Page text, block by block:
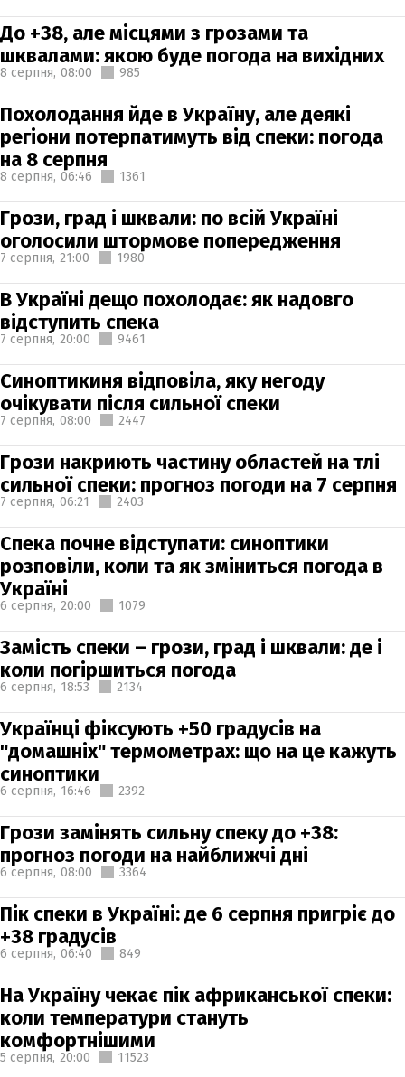
До +38, але місцями з грозами та
шквалами: якою буде погода на вихідних
8 серпня, 08:00 985
Похолодання йде в Україну, але деякі
регіони потерпатимуть від спеки: погода
на 8 серпня
8 серпня, 06:46 1361
Грози, град і шквали: по всій Україні
оголосили штормове попередження
7 серпня, 21:00 1980
В Україні дещо похолодає: як надовго
відступить спека
7 серпня, 20:00 9461
Синоптикиня відповіла, яку негоду
очікувати після сильної спеки
7 серпня, 08:00 2447
Грози накриють частину областей на тлі
сильної спеки: прогноз погоди на 7 серпня
7 серпня, 06:21 2403
Спека почне відступати: синоптики
розповіли, коли та як зміниться погода в
Україні
6 серпня, 20:00 1079
Замість спеки – грози, град і шквали: де і
коли погіршиться погода
6 серпня, 18:53 2134
Українці фіксують +50 градусів на
"домашніх" термометрах: що на це кажуть
синоптики
6 серпня, 16:46 2392
Грози замінять сильну спеку до +38:
прогноз погоди на найближчі дні
6 серпня, 08:00 3364
Пік спеки в Україні: де 6 серпня пригріє до
+38 градусів
6 серпня, 06:40 849
На Україну чекає пік африканської спеки:
коли температури стануть
комфортнішими
5 серпня, 20:00 11523